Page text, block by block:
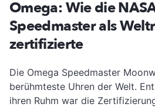
Omega: Wie die
Speedmaster als
zertifizierte
Die Omega Speedmaster
berühmteste Uhren der Welt.
ihren Ruhm war die